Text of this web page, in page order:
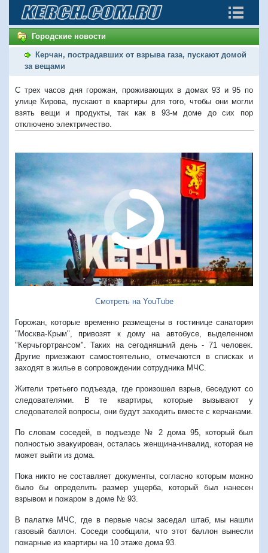
Городские новости
Керчан, пострадавших от взрыва газа, пускают домой
за вещами
С трех часов дня горожан, проживающих в домах 93 и 95 по
улице Кирова, пускают в квартиры для того, чтобы они могли
взять вещи и продукты, так как в 93-м доме до сих пор
отключено электричество.
Смотреть на YouTube
Горожан, которые временно размещены в гостинице санатория
"Москва-Крым", привозят к дому на автобусе, выделенном
"Керчьгортрансом". Таких на сегодняшний день - 71 человек.
Другие приезжают самостоятельно, отмечаются в списках и
заходят в жилье в сопровождении сотрудника МЧС.
Жители третьего подъезда, где произошел взрыв, беседуют со
следователями. В те квартиры, которые вызывают у
следователей вопросы, они будут заходить вместе с керчанами.
По словам соседей, в подъезде № 2 дома 95, который был
полностью эвакуирован, осталась женщина-инвалид, которая не
может выйти из дома.
Пока никто не составляет документы, согласно которым можно
было бы определить размер ущерба, который был нанесен
взрывом и пожаром в доме № 93.
В палатке МЧС, где в первые часы заседал штаб, мы нашли
газовый баллон. Соседи сообщили, что этот баллон вынесли
пожарные из квартиры на 10 этаже дома 93.